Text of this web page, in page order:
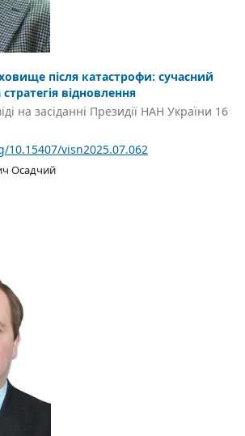
після катастрофи: сучасний
відновлення
на засіданні Президії НАН України 16
10.15407/visn2025.07.062
Осадчий